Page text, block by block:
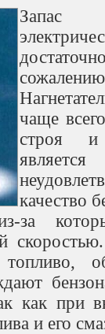
чаще
строя
является
качество
за
как при
и его